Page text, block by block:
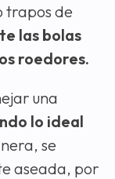
trapos de
las bolas
roedores.
una
lo ideal
se
aseada, por